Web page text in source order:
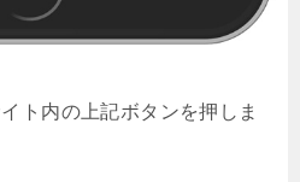
ト内の上記ボタンを押しま